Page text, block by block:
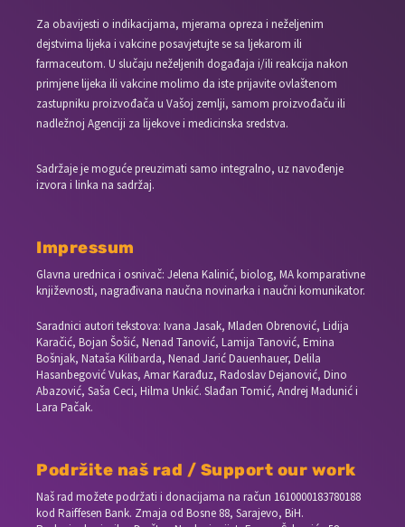
Za obavijesti o indikacijama, mjerama opreza i neželjenim
dejstvima lijeka i vakcine posavjetujte se sa ljekarom ili
farmaceutom. U slučaju neželjenih događaja i/ili reakcija nakon
primjene lijeka ili vakcine molimo da iste prijavite ovlaštenom
zastupniku proizvođača u Vašoj zemlji, samom proizvođaču ili
nadležnoj Agenciji za lijekove i medicinska sredstva.
Sadržaje je moguće preuzimati samo integralno, uz navođenje
izvora i linka na sadržaj.
Impressum
Glavna urednica i osnivač: Jelena Kalinić, biolog, MA komparativne
književnosti, nagrađivana naučna novinarka i naučni komunikator.
Saradnici autori tekstova: Ivana Jasak, Mladen Obrenović, Lidija
Karačić, Bojan Šošić, Nenad Tanović, Lamija Tanović, Emina
Bošnjak, Nataša Kilibarda, Nenad Jarić Dauenhauer, Delila
Hasanbegović Vukas, Amar Karađuz, Radoslav Dejanović, Dino
Abazović, Saša Ceci, Hilma Unkić. Slađan Tomić, Andrej Madunić i
Lara Pačak.
Podržite naš rad / Support our work
Naš rad možete podržati i donacijama na račun 1610000183780188
kod Raiffesen Bank. Zmaja od Bosne 88, Sarajevo, BiH.